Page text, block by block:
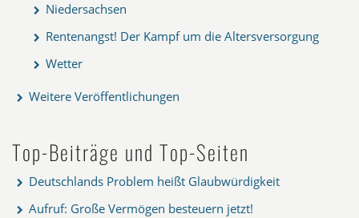
Niedersachsen
Rentenangst! Der Kampf um die Altersversorgung
Wetter
Weitere Veröffentlichungen
Top-Beiträge und Top-Seiten
Deutschlands Problem heißt Glaubwürdigkeit
Aufruf: Große Vermögen besteuern jetzt!